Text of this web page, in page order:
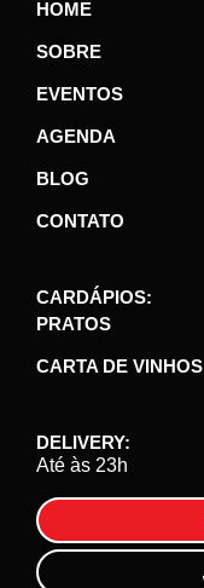
HOME
SOBRE
EVENTOS
AGENDA
BLOG
CONTATO
CARDÁPIOS:
PRATOS
CARTA DE VINHOS
DELIVERY:
Até às 23h